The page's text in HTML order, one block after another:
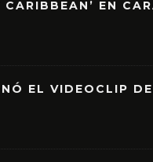
CARIBBEAN’ EN
EL VIDEOCLIP